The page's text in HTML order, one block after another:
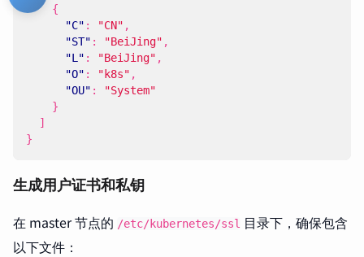
{
"C" : "CN" ,
"ST" : "BeiJing" ,
"L" : "BeiJing" ,
"O" : "k8s" ,
"OU" :
"System"
}
]
}
生成用户证书和私钥
在 master 节点的 /etc/kubernetes/ssl 目录下，确保包含
以下文件：